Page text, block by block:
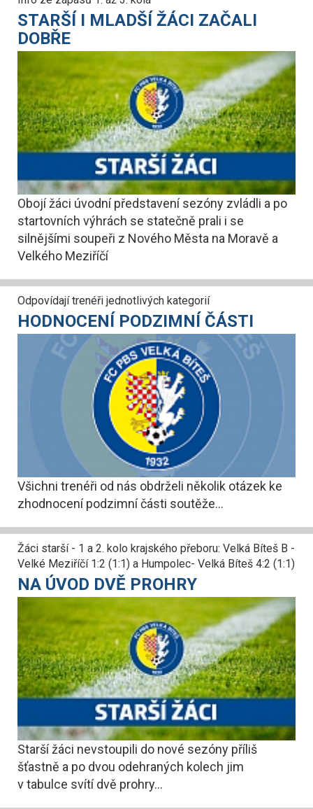
STARŠÍ I MLADŠÍ ŽÁCI ZAČALI
DOBŘE
Obojí žáci úvodní představení sezóny zvládli a po
startovních výhrách se statečně prali i se
silnějšími soupeři z Nového Města na Moravě a
Velkého Meziříčí
Odpovídají trenéři jednotlivých kategorií
HODNOCENÍ PODZIMNÍ ČÁSTI
Všichni trenéři od nás obdrželi několik otázek ke
zhodnocení podzimní části soutěže...
Žáci starší - 1 a 2. kolo krajského přeboru: Velká Bíteš B -
Velké Meziříčí 1:2 (1:1) a Humpolec- Velká Bíteš 4:2 (1:1)
NA ÚVOD DVĚ PROHRY
Starší žáci nevstoupili do nové sezóny příliš
šťastně a po dvou odehraných kolech jim
v tabulce svítí dvě prohry...